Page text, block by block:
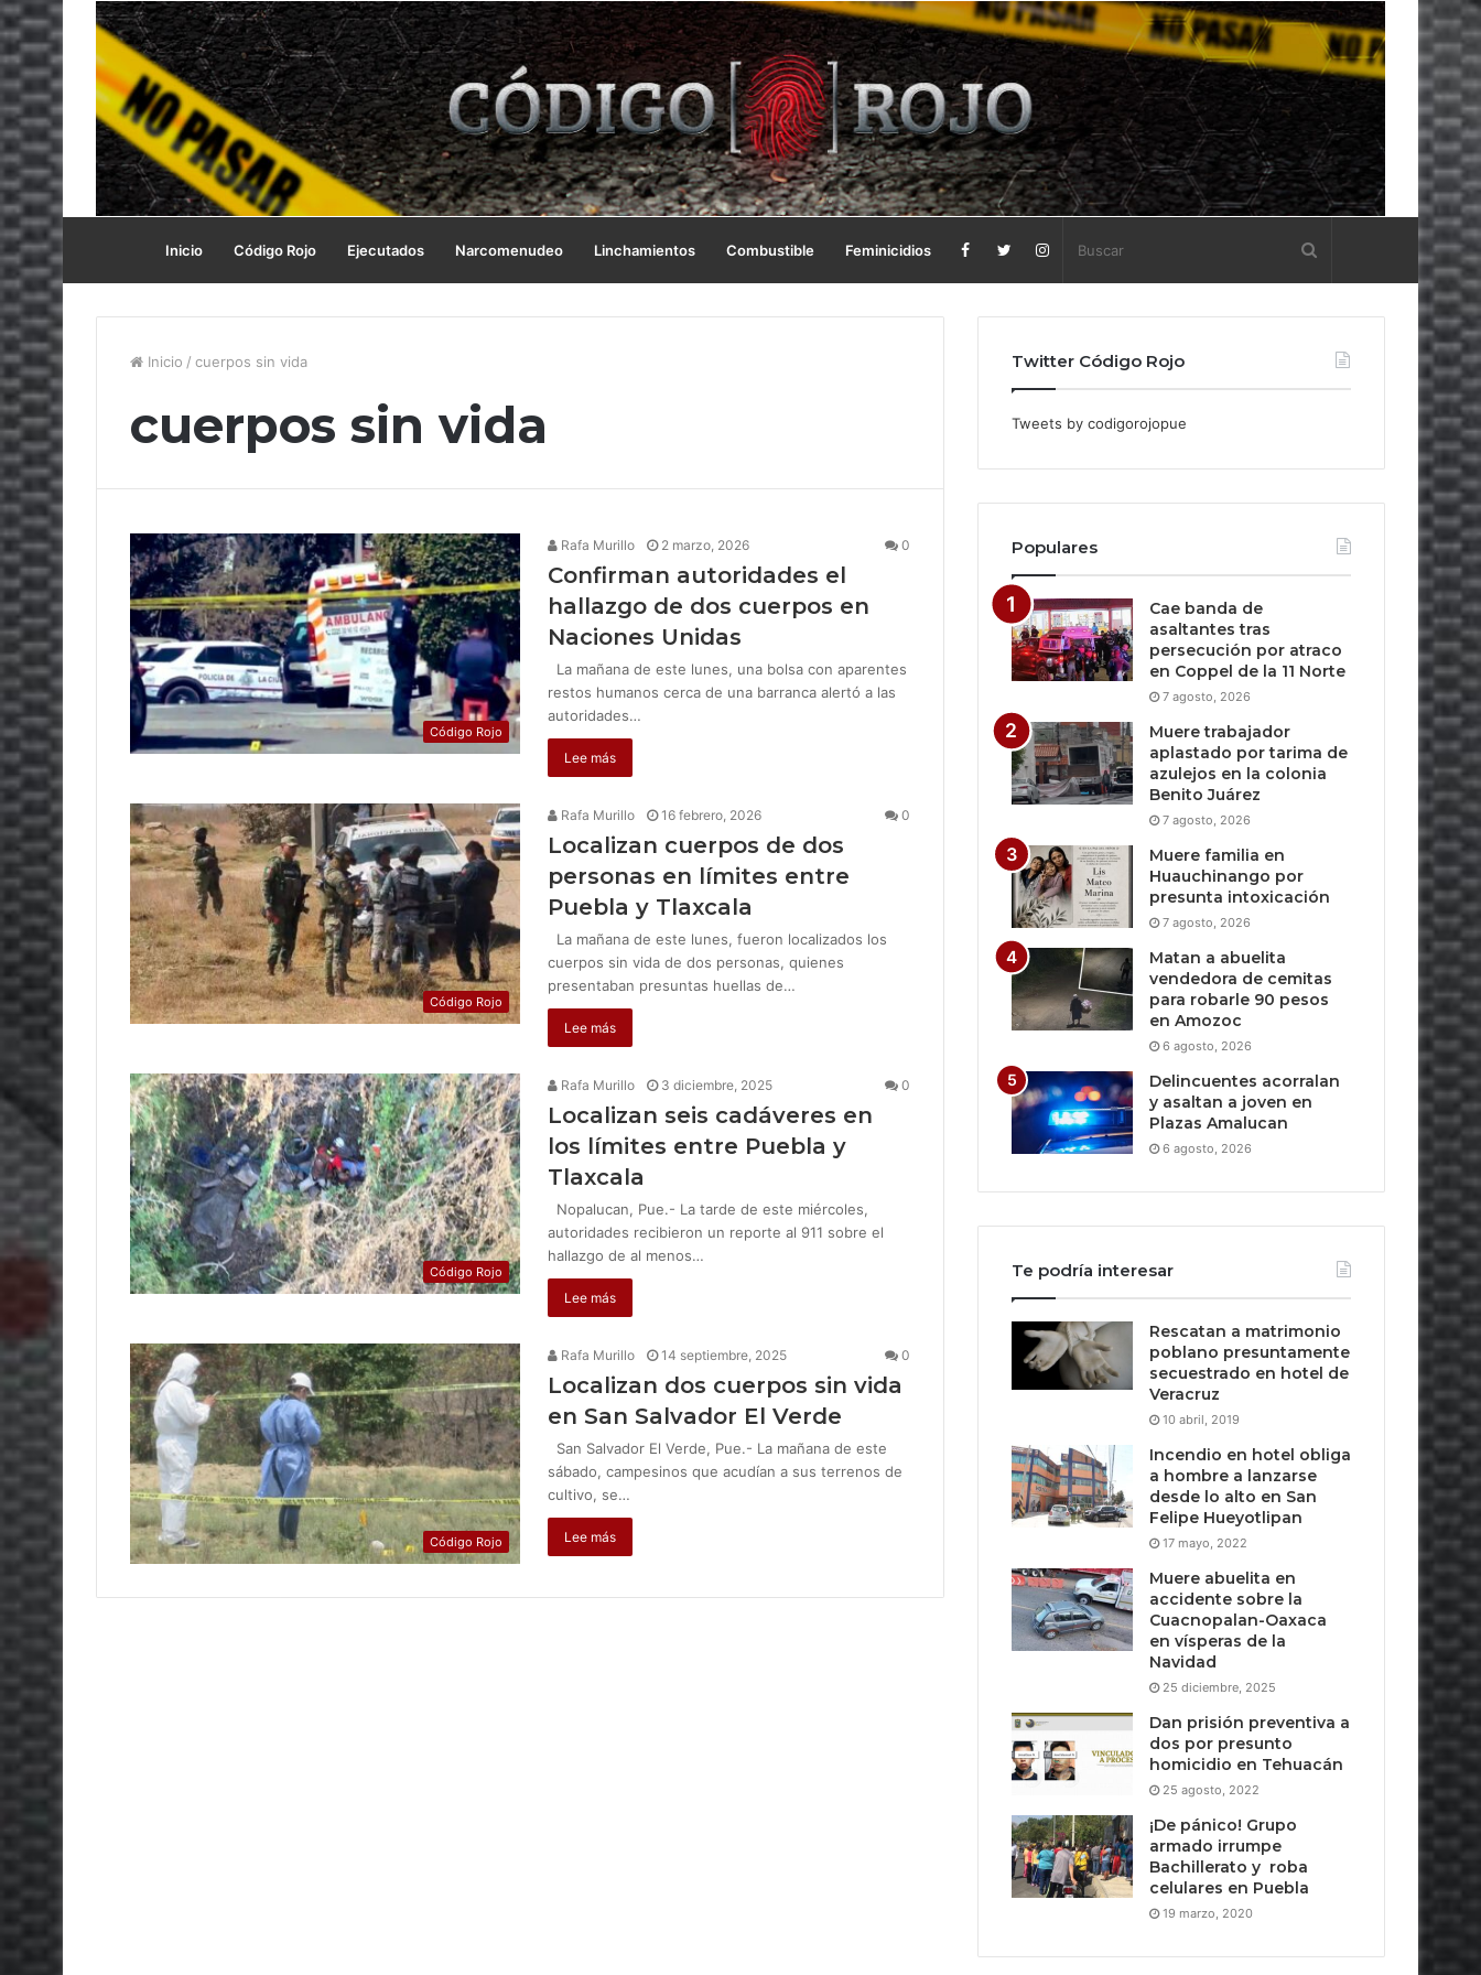
Inicio Código Rojo Ejecutados Narcomenudeo Linchamientos Combustible Feminicidios
Inicio / cuerpos sin vida
cuerpos sin vida
Código Rojo
Rafa Murillo 2 marzo, 2026 0
Confirman autoridades el
hallazgo de dos cuerpos en
Naciones Unidas
La mañana de este lunes, una bolsa con aparentes
restos humanos cerca de una barranca alertó a las
autoridades…
Lee más
Código Rojo
Rafa Murillo 16 febrero, 2026 0
Localizan cuerpos de dos
personas en límites entre
Puebla y Tlaxcala
La mañana de este lunes, fueron localizados los
cuerpos sin vida de dos personas, quienes
presentaban presuntas huellas de…
Lee más
Código Rojo
Rafa Murillo 3 diciembre, 2025 0
Localizan seis cadáveres en
los límites entre Puebla y
Tlaxcala
Nopalucan, Pue.- La tarde de este miércoles,
autoridades recibieron un reporte al 911 sobre el
hallazgo de al menos…
Lee más
Código Rojo
Rafa Murillo 14 septiembre, 2025 0
Localizan dos cuerpos sin vida
en San Salvador El Verde
San Salvador El Verde, Pue.- La mañana de este
sábado, campesinos que acudían a sus terrenos de
cultivo, se…
Lee más
Twitter Código Rojo
Tweets by codigorojopue
Populares
Cae banda de
asaltantes tras
persecución por atraco
en Coppel de la 11 Norte
7 agosto, 2026
Muere trabajador
aplastado por tarima de
azulejos en la colonia
Benito Juárez
7 agosto, 2026
Muere familia en
Huauchinango por
presunta intoxicación
7 agosto, 2026
Matan a abuelita
vendedora de cemitas
para robarle 90 pesos
en Amozoc
6 agosto, 2026
Delincuentes acorralan
y asaltan a joven en
Plazas Amalucan
6 agosto, 2026
Te podría interesar
Rescatan a matrimonio
poblano presuntamente
secuestrado en hotel de
Veracruz
10 abril, 2019
Incendio en hotel obliga
a hombre a lanzarse
desde lo alto en San
Felipe Hueyotlipan
17 mayo, 2022
Muere abuelita en
accidente sobre la
Cuacnopalan-Oaxaca
en vísperas de la
Navidad
25 diciembre, 2025
Dan prisión preventiva a
dos por presunto
homicidio en Tehuacán
25 agosto, 2022
¡De pánico! Grupo
armado irrumpe
Bachillerato y roba
celulares en Puebla
19 marzo, 2020